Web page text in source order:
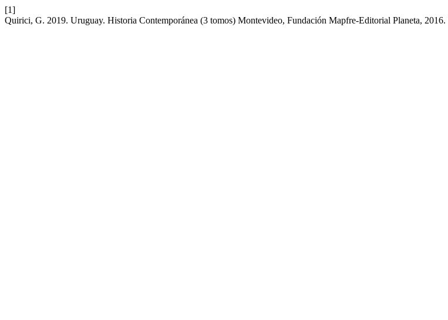
[1]
Quirici, G. 2019. Uruguay. Historia Contemporánea (3 tomos) Montevideo, Fundación Mapfre-Editorial Planeta, 2016.